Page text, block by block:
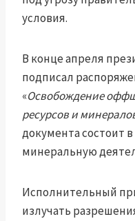
условия.
В конце апреля
подписал
«Освобождение
ресурсов и
документа состоит
минеральную
Исполнительный
излучать